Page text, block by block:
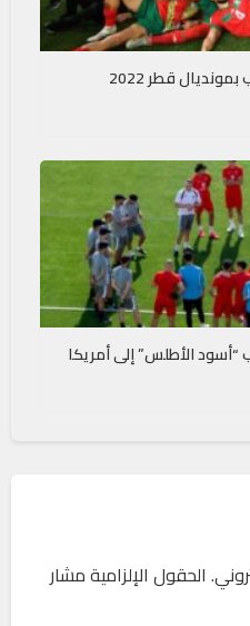
قطر 2022
الأطلس” إلى أمريكا
الحقول الإلزامية مشار